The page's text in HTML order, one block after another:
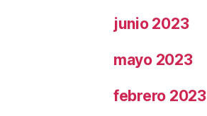
junio 2023
mayo 2023
febrero 2023